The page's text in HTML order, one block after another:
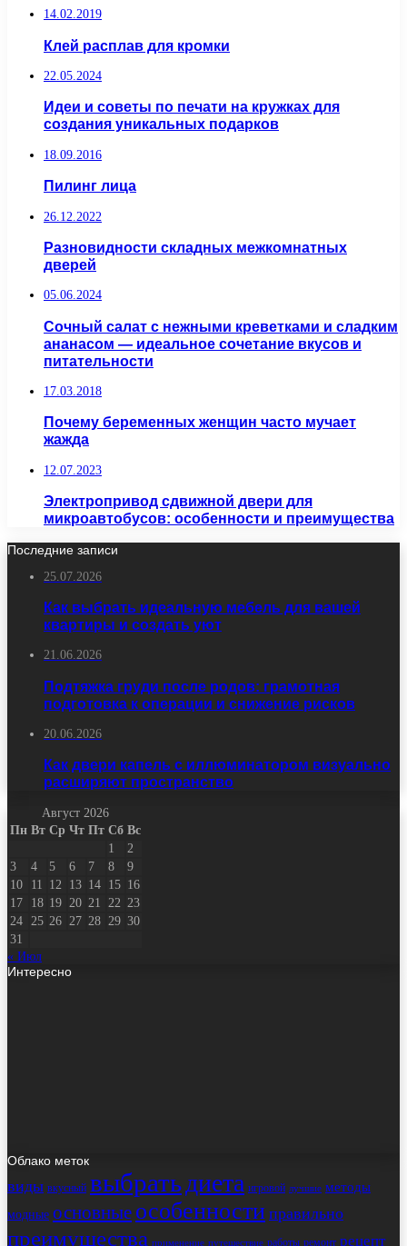
14.02.2019
Клей расплав для кромки
22.05.2024
Идеи и советы по печати на кружках для
создания уникальных подарков
18.09.2016
Пилинг лица
26.12.2022
Разновидности складных межкомнатных
дверей
05.06.2024
Сочный салат с нежными креветками и сладким
ананасом — идеальное сочетание вкусов и
питательности
17.03.2018
Почему беременных женщин часто мучает
жажда
12.07.2023
Электропривод сдвижной двери для
микроавтобусов: особенности и преимущества
Последние записи
25.07.2026
Как выбрать идеальную мебель для вашей
квартиры и создать уют
21.06.2026
Подтяжка груди после родов: грамотная
подготовка к операции и снижение рисков
20.06.2026
Как двери капель с иллюминатором визуально
расширяют пространство
Август 2026
Пн Вт Ср Чт Пт Сб Вс
1
2
3
4 5 6 7 8
9
10
11 12 13 14 15 16
17
18 19 20 21 22 23
24
25 26 27 28 29 30
31
« Июл
Интересно
Облако меток
виды вкусный выбратьдиета игровой лучшие методы
модные основные особенности правильно
преимущества применение путешествие работы ремонт рецепт